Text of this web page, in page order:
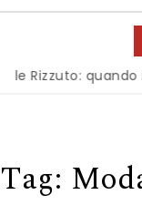
il pianoforte
Tag: